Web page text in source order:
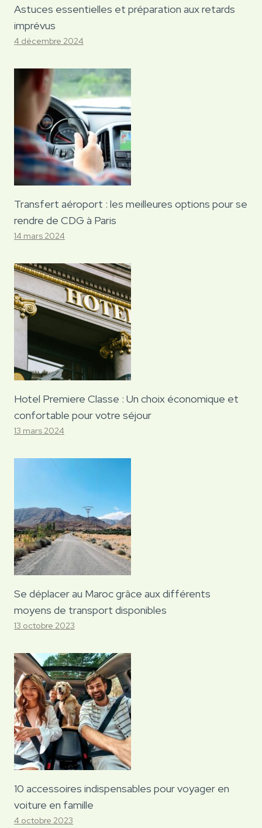
Astuces essentielles et préparation aux retards
imprévus
4 décembre 2024
Transfert aéroport : les meilleures options pour se
rendre de CDG à Paris
14 mars 2024
Hotel Premiere Classe : Un choix économique et
confortable pour votre séjour
13 mars 2024
Se déplacer au Maroc grâce aux différents
moyens de transport disponibles
13 octobre 2023
10 accessoires indispensables pour voyager en
voiture en famille
4 octobre 2023